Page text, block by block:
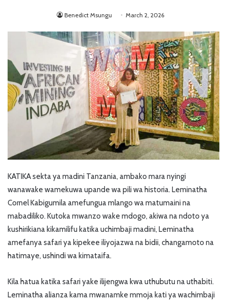
Benedict Msungu March 2, 2026
KATIKA sekta ya madini Tanzania, ambako mara nyingi
wanawake wamekuwa upande wa pili wa historia. Leminatha
Cornel Kabigumila amefungua mlango wa matumaini na
mabadiliko. Kutoka mwanzo wake mdogo, akiwa na ndoto ya
kushirikiana kikamilifu katika uchimbaji madini, Leminatha
amefanya safari ya kipekee iliyojazwa na bidii, changamoto na
hatimaye, ushindi wa kimataifa.
Kila hatua katika safari yake ilijengwa kwa uthubutu na uthabiti.
Leminatha alianza kama mwanamke mmoja kati ya wachimbaji